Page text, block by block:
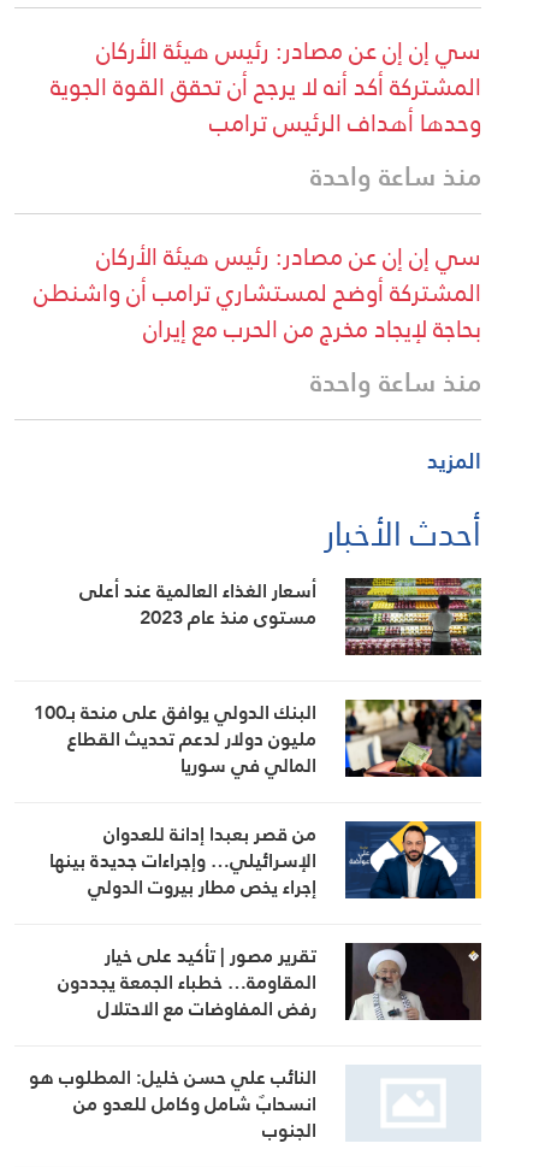
سي إن إن عن مصادر: رئيس هيئة الأركان
المشتركة أكد أنه لا يرجح أن تحقق القوة الجوية
وحدها أهداف الرئيس ترامب
منذ ساعة واحدة
سي إن إن عن مصادر: رئيس هيئة الأركان
المشتركة أوضح لمستشاري ترامب أن واشنطن
بحاجة لإيجاد مخرج من الحرب مع إيران
منذ ساعة واحدة
المزيد
أحدث الأخبار
أسعار الغذاء العالمية عند أعلى
مستوى منذ عام 2023
البنك الدولي يوافق على منحة بـ100
مليون دولار لدعم تحديث القطاع
المالي في سوريا
من قصر بعبدا إدانة للعدوان
الإسرائيلي… وإجراءات جديدة بينها
إجراء يخص مطار بيروت الدولي
تقرير مصور | تأكيد على خيار
المقاومة… خطباء الجمعة يجددون
رفض المفاوضات مع الاحتلال
النائب علي حسن خليل: المطلوب هو
انسحابٌ شامل وكامل للعدو من
الجنوب